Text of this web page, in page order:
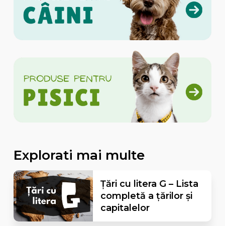
Explorati mai multe
Țări cu litera G – Lista
completă a țărilor și
capitalelor